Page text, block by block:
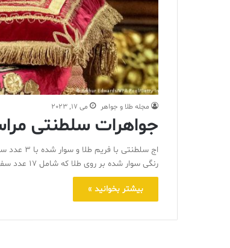
مجله طلا و جواهر می 17, 2023
جواهرات سلطنتی
رنگی سوار شده بر روی طلا که شامل 17 عدد سفایر و 11 عدد زمرد و 269 مروارید است.
بیشتر بخوانید »